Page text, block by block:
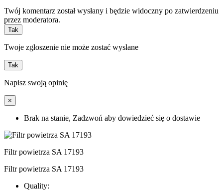
Twój komentarz został wysłany i będzie widoczny po zatwierdzeniu
przez moderatora.
Tak
Twoje zgłoszenie nie może zostać wysłane
Tak
Napisz swoją opinię
×
Brak na stanie, Zadzwoń aby dowiedzieć się o dostawie
Filtr powietrza SA 17193
Filtr powietrza SA 17193
Quality: